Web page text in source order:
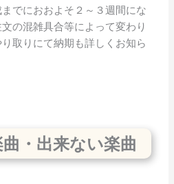
でにおおよそ２～３週間にな
の混雑具合等によって変わり
取りにて納期も詳しくお知ら
・出来ない楽曲